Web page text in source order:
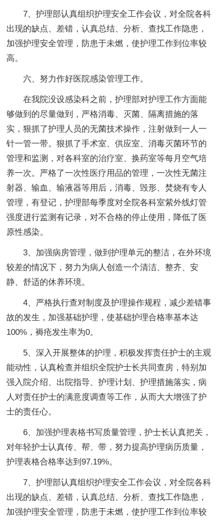
7、护理部认真组织护理安全工作会议，对全院各科
出现的缺点、差错，认真总结、分析、查找工作隐患，
加强护理安全管理，防患于未燃，使护理工作到位率较
高。
六、努力作好医院感染管理工作。
在我院没设感染科之前，护理部对护理工作方面能
够做到的尽量做到，严格消毒、灭菌、隔离措施的落
实，狠抓了护理人员的无菌技术操作，注射做到一人一
针一管一带。狠抓了手术室、供应室、消毒灭菌环节的
管理和监测，对各科室的治疗室、换药室等每月空气培
养一次。严格了一次性医疗用品的管理，一次性无菌注
射器、输血、输液器等用后，消毒、毁形、焚烧有专人
管理，有登记，护理部每季度对全院各科室紫外线灯管
强度进行监测有记录，对不合格的停止使用，降低了医
原性感染。
3、加强病房管理，做到护理单元的整洁，在外环境
较差的情况下，努力为病人创造一个清洁、整齐、安
静、舒适的休养环境。
4、严格执行查对制度及护理操作规程，减少差错事
故的发生，加强基础护理，使基础护理合格率基本达
100%，褥疮发生率为0。
5、深入开展整体的护理，积极发挥责任护士的主观
能动性，认真检查并组织全院护士长共同查房，特别加
强入院介绍、出院指导、护理计划、护理措施落实，病
人对责任护士的满意度调查等工作，从而大大增强了护
士的责任心。
6、加强护理表格书写质量管理，护士长认真把关，
对年轻护士认真传、帮、带，努力提高护理病历质量，
护理表格合格率达到97.19%。
7、护理部认真组织护理安全工作会议，对全院各科
出现的缺点、差错，认真总结、分析、查找工作隐患，
加强护理安全管理，防患于未燃，使护理工作到位率较